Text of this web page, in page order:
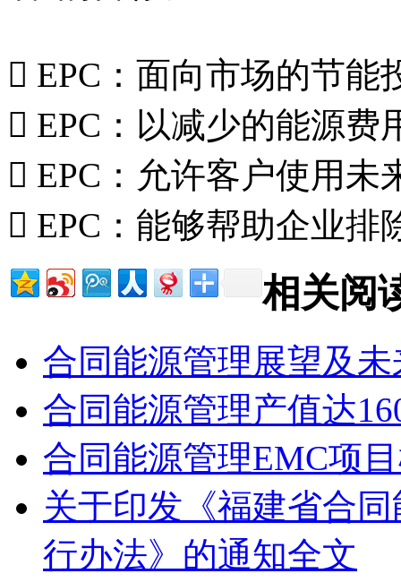
 EPC：面向市场的节能
 EPC：以减少的能源
 EPC：允许客户使用
 EPC：能够帮助企业
相关阅
合同能源管理展望及
合同能源管理产值达
合同能源管理EMC项
关于印发《福建省合
行办法》的通知全文